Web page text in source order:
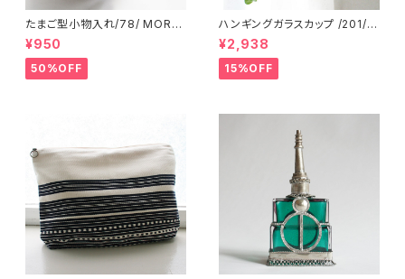
たまご型小物入れ/78/ MORO
CCO モロッコ
¥950
50%OFF
ハンギングガラスカップ /201/ I
NDIA インド
¥2,938
15%OFF